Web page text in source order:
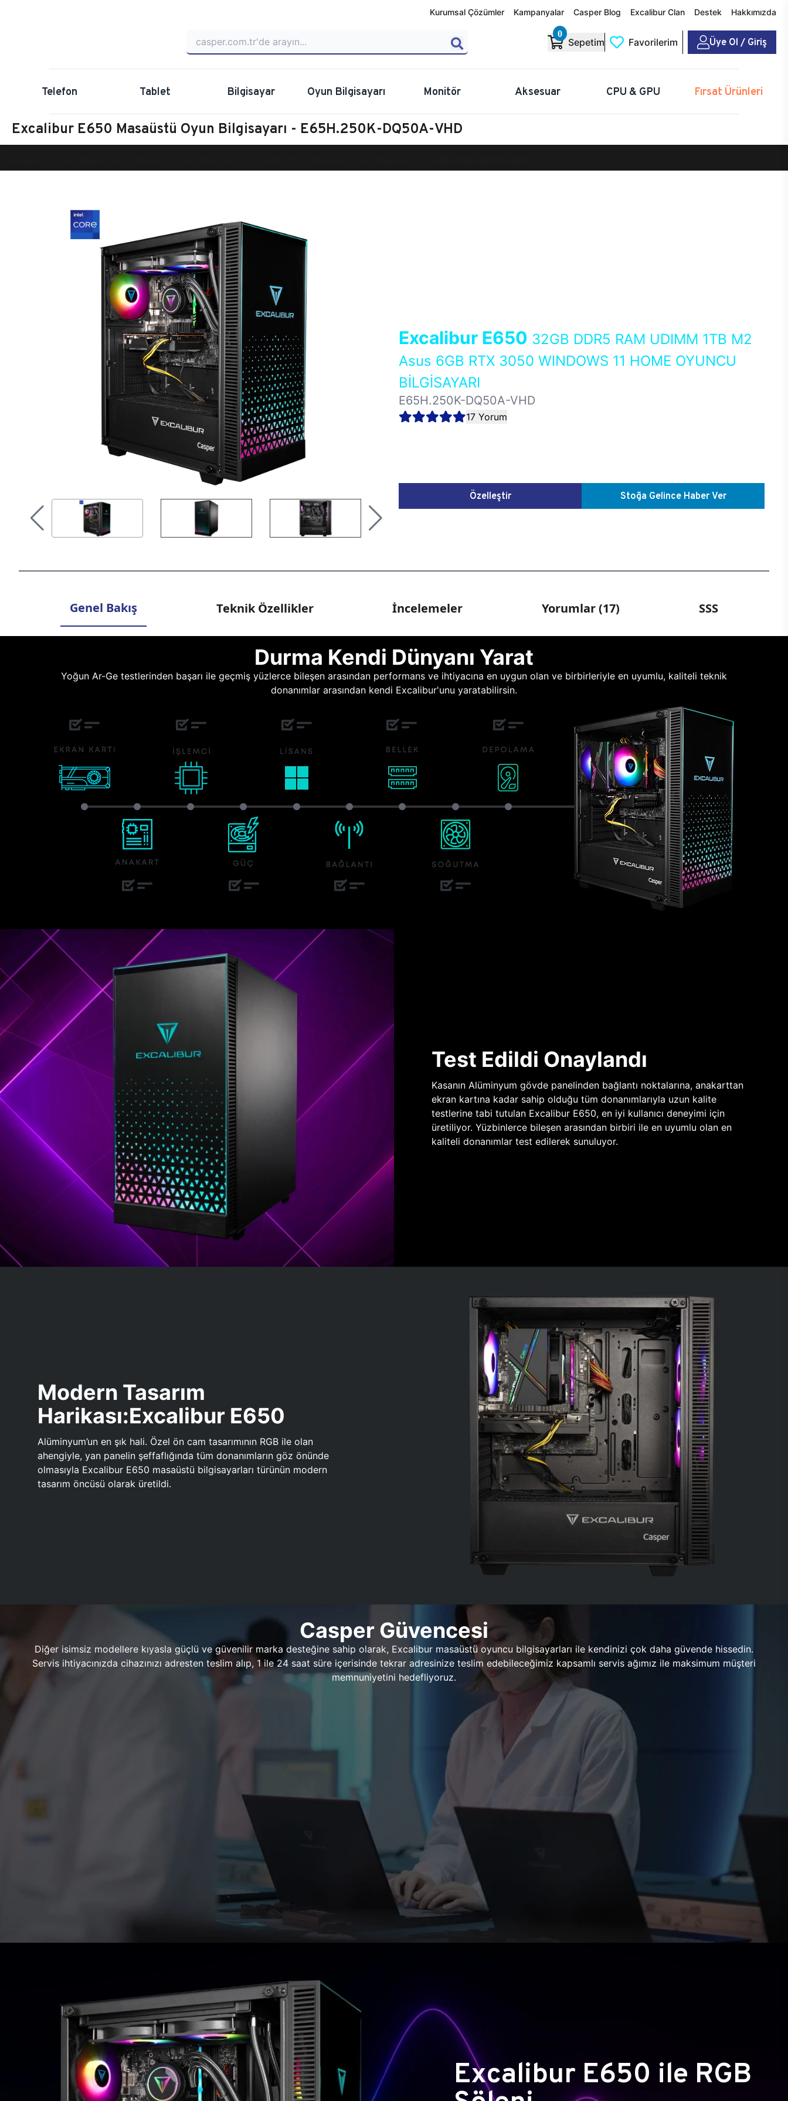
Kurumsal Çözümler Kampanyalar Casper Blog Excalibur Clan Destek Hakkımızda
0
Sepetim Favorilerim Üye Ol / Giriş
Telefon Tablet Bilgisayar Oyun Bilgisayarı Monitör Aksesuar CPU & GPU Fırsat Ürünleri
Excalibur E650 Masaüstü Oyun Bilgisayarı - E65H.250K-DQ50A-VHD
Excalibur E650 32GB DDR5 RAM UDIMM 1TB M2
Asus 6GB RTX 3050 WINDOWS 11 HOME OYUNCU
BİLGİSAYARI
E65H.250K-DQ50A-VHD
17 Yorum
Özelleştir Stoğa Gelince Haber Ver
Genel Bakış Teknik Özellikler İncelemeler Yorumlar (17) SSS
Durma Kendi Dünyanı Yarat
Yoğun Ar-Ge testlerinden başarı ile geçmiş yüzlerce bileşen arasından performans ve ihtiyacına en uygun olan ve birbirleriyle en uyumlu, kaliteli teknik
donanımlar arasından kendi Excalibur'unu yaratabilirsin.
Test Edildi Onaylandı
Kasanın Alüminyum gövde panelinden bağlantı noktalarına, anakarttan
ekran kartına kadar sahip olduğu tüm donanımlarıyla uzun kalite
testlerine tabi tutulan Excalibur E650, en iyi kullanıcı deneyimi için
üretiliyor. Yüzbinlerce bileşen arasından birbiri ile en uyumlu olan en
kaliteli donanımlar test edilerek sunuluyor.
Modern Tasarım
Harikası:Excalibur E650
Alüminyum’un en şık hali. Özel ön cam tasarımının RGB ile olan
ahengiyle, yan panelin şeffaflığında tüm donanımların göz önünde
olmasıyla Excalibur E650 masaüstü bilgisayarları türünün modern
tasarım öncüsü olarak üretildi.
Casper Güvencesi
Diğer isimsiz modellere kıyasla güçlü ve güvenilir marka desteğine sahip olarak, Excalibur masaüstü oyuncu bilgisayarları ile kendinizi çok daha güvende hissedin.
Servis ihtiyacınızda cihazınızı adresten teslim alıp, 1 ile 24 saat süre içerisinde tekrar adresinize teslim edebileceğimiz kapsamlı servis ağımız ile maksimum müşteri
memnuniyetini hedefliyoruz.
Excalibur E650 ile RGB